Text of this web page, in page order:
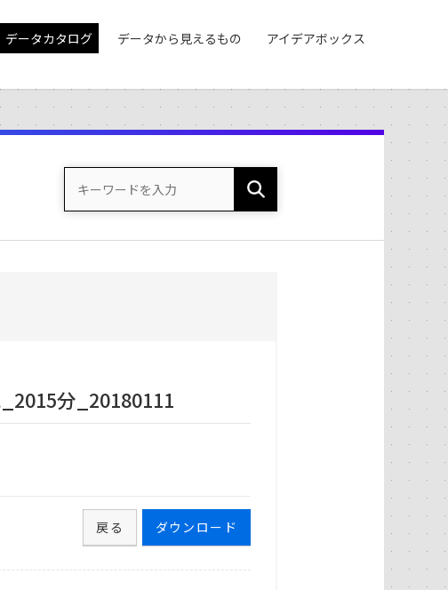
データカタログ データから見えるもの アイデアボックス
分_20180111
ダウンロード
戻る